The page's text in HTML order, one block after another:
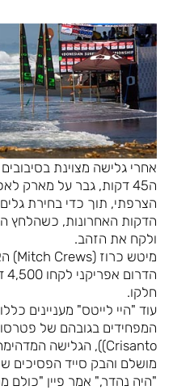
הצרפתי, תוך כדי בחירת
הדקות האחרונות, כשהלחץ
ולקח את הזהב.
חלקו.
עוד "היי לייטס" מעניינים
מושלם והבק סייד הפסיכים
"היה נהדר," אמר פיין "כולם